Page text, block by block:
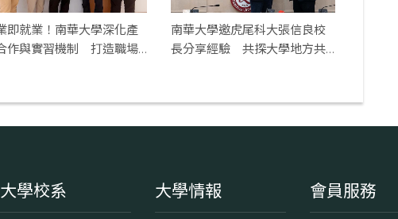
即就業！南華大學深化產
作與實習機制 打造職場
南華大學邀虎尾科大張信良校
長分享經驗 共探大學地方共
大學校系 大學情報 會員服務